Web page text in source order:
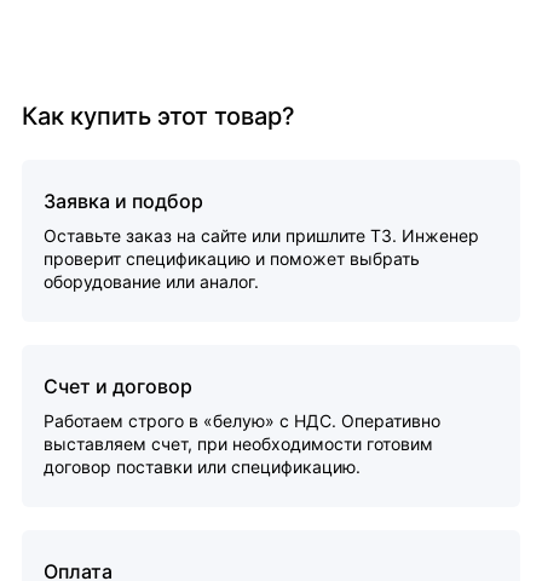
Как купить этот товар?
Заявка и подбор
Оставьте заказ на сайте или пришлите ТЗ. Инженер
проверит спецификацию и поможет выбрать
оборудование или аналог.
Счет и договор
Работаем строго в «белую» с НДС. Оперативно
выставляем счет, при необходимости готовим
договор поставки или спецификацию.
Оплата